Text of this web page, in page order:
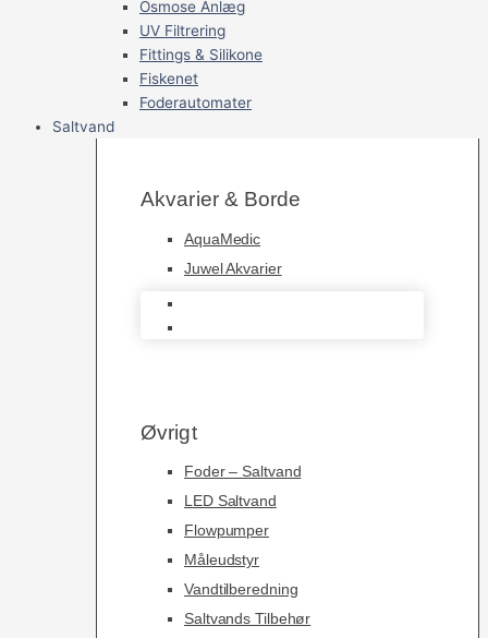
Osmose Anlæg
UV Filtrering
Fittings & Silikone
Fiskenet
Foderautomater
Saltvand
Akvarier & Borde
AquaMedic
Juwel Akvarier
Øvrigt
Foder – Saltvand
LED Saltvand
Flowpumper
Måleudstyr
Vandtilberedning
Saltvands Tilbehør